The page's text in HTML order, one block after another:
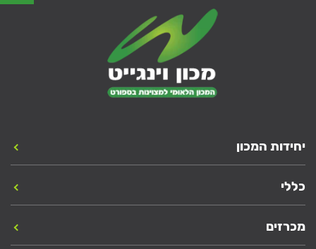
יחידות המכון
כללי
מכרזים